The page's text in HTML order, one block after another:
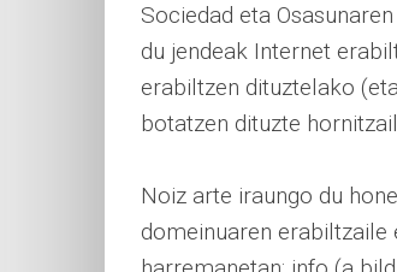
Sociedad eta
du jendeak Internet
erabiltzen dituztelako
botatzen dituzte
Noiz arte iraungo du
domeinuaren erabiltzaile